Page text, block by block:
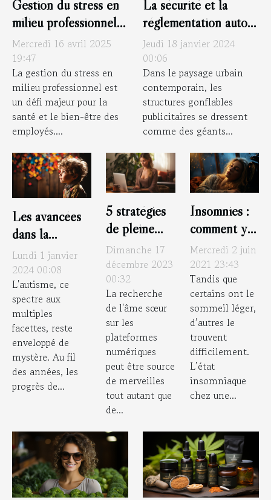
Gestion du stress en
milieu professionnel
techniques et
stratégies pour un
bien-être au travail
Mercredi 16 avril 2025
19:47
La gestion du stress en
milieu professionnel est
un défi majeur pour la
santé et le bien-être des
employés....
La sécurité et la
réglementation autour
de l'utilisation de
structures gonflables
publicitaires
Jeudi 18 janvier 2024
00:06
Dans le paysage urbain
contemporain, les
structures gonflables
publicitaires se dressent
comme des géants...
Les avancées
dans la
compréhension
de l'autisme
Lundi 1 janvier
2024 00:08
L'autisme, ce
spectre aux
multiples
facettes, reste
enveloppé de
mystère. Au fil
des années, les
progrès de...
5 stratégies
de pleine
conscience
pour apaiser
l'anxiété des
rencontres
en ligne
Dimanche 17
décembre 2023
00:32
La recherche
de l'âme sœur
sur les
plateformes
numériques
peut être source
de merveilles
tout autant que
de...
Insomnies :
comment y
remédier ?
Mercredi 2 juin
2021 23:43
Tandis que
certains ont le
sommeil léger,
d’autres le
trouvent
difficilement.
L’état
insomniaque
chez une...